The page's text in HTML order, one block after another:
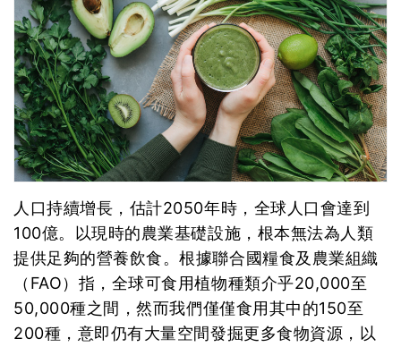
人口持續增長，估計2050年時，全球人口會達到
100億。以現時的農業基礎設施，根本無法為人類
提供足夠的營養飲食。根據聯合國糧食及農業組織
（FAO）指，全球可食用植物種類介乎20,000至
50,000種之間，然而我們僅僅食用其中的150至
200種，意即仍有大量空間發掘更多食物資源，以